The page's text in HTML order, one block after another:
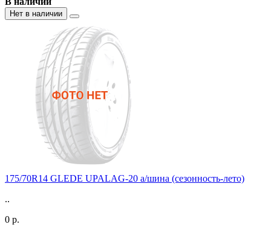
Нет в наличии
175/70R14 GLEDE UPALAG-20 а/шина (сезонность-лето)
..
0 р.